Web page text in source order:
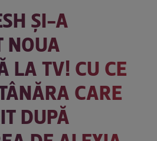
ȘI-A
NOUA
LA TV! CU CE
CARE
DUPĂ